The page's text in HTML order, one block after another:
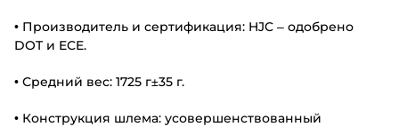
• Производитель и сертификация: HJC – одобрено
DOT и ECE.
• Средний вес: 1725 г±35 г.
• Конструкция шлема: усовершенствованный